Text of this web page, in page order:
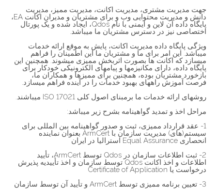
جهت مدیریت مشتری، مدیریت اکانت، مدیریت ممیز، مدیریت
دانش و مدیریت محتوایی وب و برای مشتریان و مدیران اکانت EA،
پایگاه داده آن لاین و ایمنی با نام Qdos، ایجاد شده و یک پورتال
اختصاصی نیز در دسترس مشتریان ما میباشد.
ویژگی پایگاه داده مدیریت اکانت، پایش به موقع ارائه خدمات
میباشد. این امر برای ما و مشتریان ما این اطمینان را فراهم
میسازد که اکانت ها بصورت اثربخش ممیزی میشوند. همچنین این
پایگاه داده، دارای مکانیزمها و پیامهای الکترونیکی خودکار برای
بازخورد مشتریان بوده، همچنین برای ممیزها و همکاران ما،
فرصت آموزش راههای بهبود خدمات را در آینده فراهم میسازد.
روشهای ارائه خدمات ما برمبنای اصول کلی ISO 17021 میباشند.
مراحل اخذ و تمدید گواهینامه بشرح زیر میباشد:
1- عقد قرارداد ممیزی، ثبت و صدور گواهینامه بین المللی برای
سیستم(های) مدیریت سازمان با ArmCert بعنوان نماینده
انحصاری Equal Assurance استرالیا در ایران
2- ثبت اطلاعات سازمان در Qdos توسط ArmCert، تأیید
اطلاعات و اخذ اکانت Qdos توسط سازمان و اخذ تأییدیه پذیرش
درخواست یا Certificate of Application
3- تعیین برنامه ممیزی توسط ArmCert و تأیید آن توسط سازمان